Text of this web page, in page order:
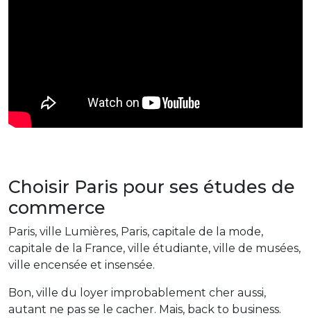
Choisir Paris pour ses études de
commerce
Paris, ville Lumières, Paris, capitale de la mode,
capitale de la France, ville étudiante, ville de musées,
ville encensée et insensée.
Bon, ville du loyer improbablement cher aussi,
autant ne pas se le cacher. Mais, back to business.